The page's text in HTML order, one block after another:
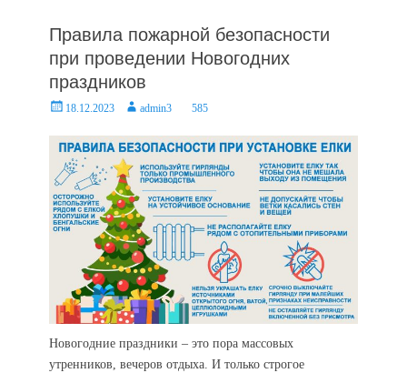
Правила пожарной безопасности
при проведении Новогодних
праздников
Posted18.12.2023 Authoradmin3 585
Новогодние праздники – это пора массовых
утренников, вечеров отдыха. И только строгое